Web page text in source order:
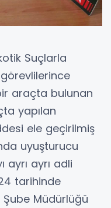
Suçlarla
araçta bulunan
yapılan
ele geçirilmiş
uyuşturucu
ayrı adli
tarihinde
Müdürlüğü